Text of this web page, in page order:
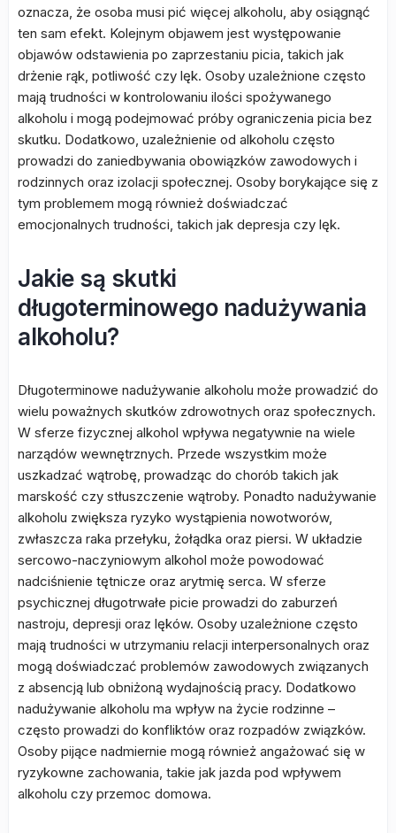
oznacza, że osoba musi pić więcej alkoholu, aby osiągnąć
ten sam efekt. Kolejnym objawem jest występowanie
objawów odstawienia po zaprzestaniu picia, takich jak
drżenie rąk, potliwość czy lęk. Osoby uzależnione często
mają trudności w kontrolowaniu ilości spożywanego
alkoholu i mogą podejmować próby ograniczenia picia bez
skutku. Dodatkowo, uzależnienie od alkoholu często
prowadzi do zaniedbywania obowiązków zawodowych i
rodzinnych oraz izolacji społecznej. Osoby borykające się z
tym problemem mogą również doświadczać
emocjonalnych trudności, takich jak depresja czy lęk.
Jakie są skutki
długoterminowego nadużywania
alkoholu?
Długoterminowe nadużywanie alkoholu może prowadzić do
wielu poważnych skutków zdrowotnych oraz społecznych.
W sferze fizycznej alkohol wpływa negatywnie na wiele
narządów wewnętrznych. Przede wszystkim może
uszkadzać wątrobę, prowadząc do chorób takich jak
marskość czy stłuszczenie wątroby. Ponadto nadużywanie
alkoholu zwiększa ryzyko wystąpienia nowotworów,
zwłaszcza raka przełyku, żołądka oraz piersi. W układzie
sercowo-naczyniowym alkohol może powodować
nadciśnienie tętnicze oraz arytmię serca. W sferze
psychicznej długotrwałe picie prowadzi do zaburzeń
nastroju, depresji oraz lęków. Osoby uzależnione często
mają trudności w utrzymaniu relacji interpersonalnych oraz
mogą doświadczać problemów zawodowych związanych
z absencją lub obniżoną wydajnością pracy. Dodatkowo
nadużywanie alkoholu ma wpływ na życie rodzinne –
często prowadzi do konfliktów oraz rozpadów związków.
Osoby pijące nadmiernie mogą również angażować się w
ryzykowne zachowania, takie jak jazda pod wpływem
alkoholu czy przemoc domowa.